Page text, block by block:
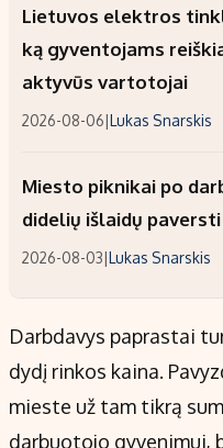
Lietuvos elektros
ką gyventojams
aktyvūs vartotojai
2026-08-06|Lukas Snarskis
Miesto piknikai po
didelių išlaidų
2026-08-03|Lukas Snarskis
Darbdavys paprastai
dydį rinkos kaina.
mieste už tam tikrą
darbuotojo gyvenimui,